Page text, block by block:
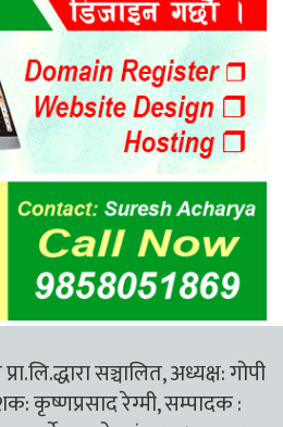
सञ्चालित, अध्यक्ष: गोपी
कृष्णप्रसाद रेग्मी, सम्पादक :